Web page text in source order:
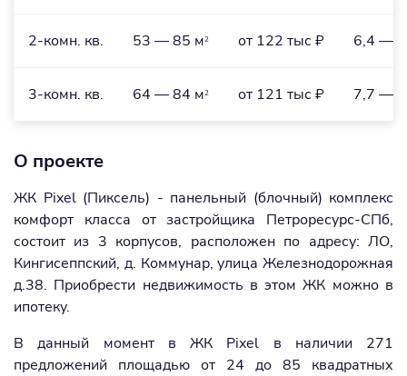
2-комн. кв. 53 — 85 м2 от 122 тыс ₽ 6,4 —
3-комн. кв. 64 — 84 м2 от 121 тыс ₽ 7,7 —
О проекте
ЖК Pixel (Пиксель) - панельный (блочный) комплекс
комфорт класса от застройщика Петроресурс-СПб,
состоит из 3 корпусов, расположен по адресу: ЛО,
Кингисеппский, д. Коммунар, улица Железнодорожная
д.38. Приобрести недвижимость в этом ЖК можно в
ипотеку.
В данный момент в ЖК Pixel в наличии 271
предложений площадью от 24 до 85 квадратных